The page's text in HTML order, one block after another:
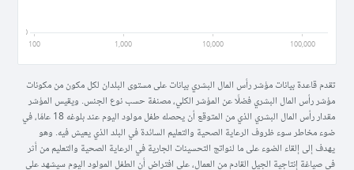
100 1,000 10,000 100,000
0
تقدم قاعدة بيانات مؤشر رأس المال البشري بيانات على مستوى البلدان لكل مكون من مكونات
مؤشر رأس المال البشري فضلًا عن المؤشر الكلي، مصنفة حسب نوع الجنس. ويقيس المؤشر
مقدار رأس المال البشري الذي من المتوقع أن يحصله طفل مولود اليوم عند بلوغه 18 عامًا، في
ضوء مخاطر سوء ظروف الرعاية الصحية والتعليم السائدة في البلد الذي يعيش فيه. وهو
يهدف إلى إلقاء الضوء على ما لنواتج التحسينات الجارية في الرعاية الصحية والتعليم من أثر
في صياغة إنتاجية الجيل القادم من العمال، على افتراض أن الطفل المولود اليوم سيشهد على